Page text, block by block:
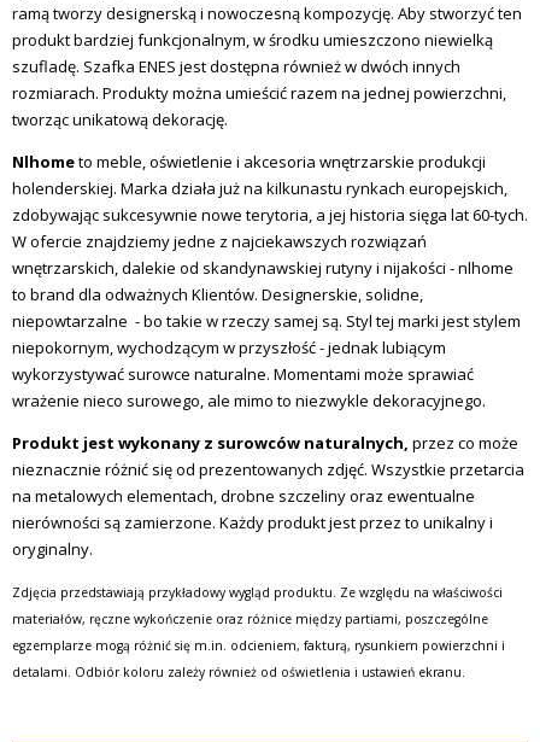
ramą tworzy designerską i nowoczesną kompozycję. Aby stworzyć ten
produkt bardziej funkcjonalnym, w środku umieszczono niewielką
szufladę. Szafka ENES jest dostępna również w dwóch innych
rozmiarach. Produkty można umieścić razem na jednej powierzchni,
tworząc unikatową dekorację.
Nlhometo meble, oświetlenie i akcesoria wnętrzarskie produkcji
holenderskiej. Marka działa już na kilkunastu rynkach europejskich,
zdobywając sukcesywnie nowe terytoria, a jej historia sięga lat 60-tych.
W ofercie znajdziemy jedne z najciekawszych rozwiązań
wnętrzarskich, dalekie od skandynawskiej rutyny i nijakości - nlhome
to brand dla odważnych Klientów. Designerskie, solidne,
niepowtarzalne - bo takie w rzeczy samej są. Styl tej marki jest stylem
niepokornym, wychodzącym w przyszłość - jednak lubiącym
wykorzystywać surowce naturalne. Momentami może sprawiać
wrażenie nieco surowego, ale mimo to niezwykle dekoracyjnego.
Produkt jest wykonany z surowców naturalnych, przez co może
nieznacznie różnić się od prezentowanych zdjęć. Wszystkie przetarcia
na metalowych elementach, drobne szczeliny oraz ewentualne
nierówności są zamierzone. Każdy produkt jest przez to unikalny i
oryginalny.
Zdjęcia przedstawiają przykładowy wygląd produktu. Ze względu na właściwości
materiałów, ręczne wykończenie oraz różnice między partiami, poszczególne
egzemplarze mogą różnić się m.in. odcieniem, fakturą, rysunkiem powierzchni i
detalami. Odbiór koloru zależy również od oświetlenia i ustawień ekranu.